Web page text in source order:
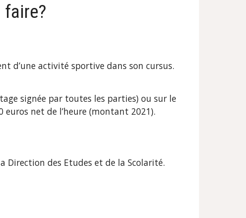
d’une activité sportive dans son cursus.
signée par toutes les parties) ou sur le
net de l’heure (montant 2021).
des Etudes et de la Scolarité.